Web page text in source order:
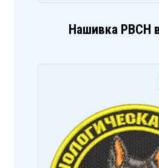
Нашивка РВСН